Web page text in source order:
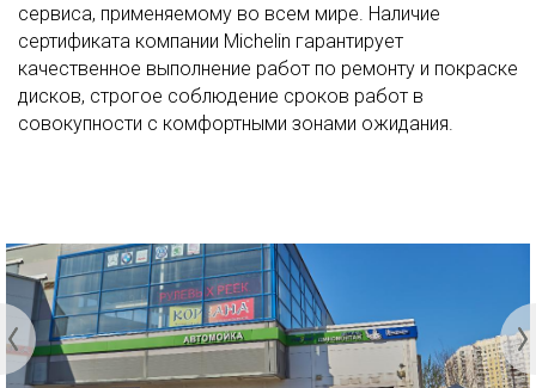
сервиса, применяемому во всем мире. Наличие
сертификата компании Michelin гарантирует
качественное выполнение работ по ремонту и покраске
дисков, строгое соблюдение сроков работ в
совокупности с комфортными зонами ожидания.